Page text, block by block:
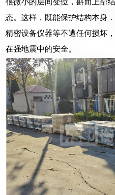
态。这样，既能保护结构本身
精密设备仪器等不遭任何损坏
在强地震中的安全。